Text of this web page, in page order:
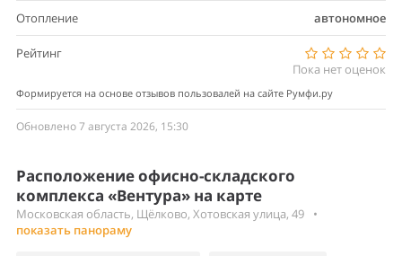
Отопление автономное
Рейтинг
Пока нет оценок
Формируется на основе отзывов пользовалей на сайте Румфи.ру
Обновлено 7 августа 2026, 15:30
Расположение офисно-складского
комплекса «Вентура» на карте
Московская область, Щёлково, Хотовская улица, 49
•
показать панораму